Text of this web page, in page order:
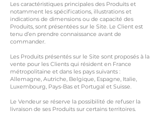
Les caractéristiques principales des Produits et
notamment les spécifications, illustrations et
indications de dimensions ou de capacité des
Produits, sont présentées sur le Site. Le Client est
tenu d’en prendre connaissance avant de
commander.
Les Produits présentés sur le Site sont proposés à la
vente pour les Clients qui résident en France
métropolitaine et dans les pays suivants :
Allemagne, Autriche, Belgique, Espagne, Italie,
Luxembourg, Pays-Bas et Portugal et Suisse.
Le Vendeur se réserve la possibilité de refuser la
livraison de ses Produits sur certains territoires.